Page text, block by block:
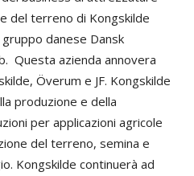
del terreno di Kongskilde
danese Dansk
Questa azienda annovera
Överum e JF. Kongskilde
produzione e della
per applicazioni agricole
del terreno, semina e
Kongskilde continuerà ad